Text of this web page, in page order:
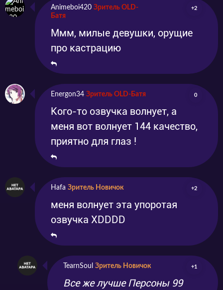
Animeboi420 Зритель OLD-
Батя
+2
Ммм, милые девушки, орущие
про кастрацию
Energon34 Зритель OLD-Батя 0
Кого-то озвучка волнует, а
меня вот волнует 144 качество,
приятно для глаз !
Hafa Зритель Новичок +2
меня волнует эта упоротая
озвучка XDDDD
TearnSoul Зритель Новичок +1
Все же лучше Персоны 99